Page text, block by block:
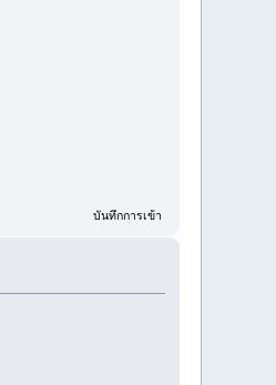
บันทึกการเข้า